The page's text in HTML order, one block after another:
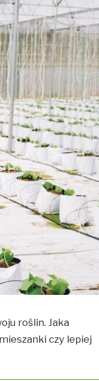
roślin. Jaka
czy lepiej